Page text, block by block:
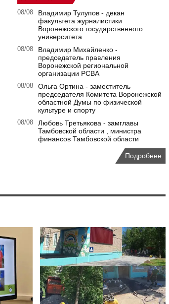
08/08
Владимир Тулупов - декан
факультета журналистики
Воронежского государственного
университета
08/08
Владимир Михайленко -
председатель правления
Воронежской региональной
организации РСВА
08/08
Ольга Ортина - заместитель
председателя Комитета Воронежской
областной Думы по физической
культуре и спорту
08/08
Любовь Третьякова - замглавы
Тамбовской области , министра
финансов Тамбовской области
Подробнее